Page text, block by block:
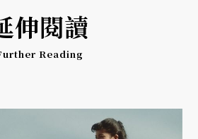
伸閱讀
Reading